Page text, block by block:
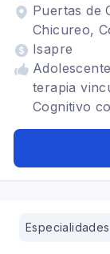
Puertas de
Chicureo,
Isapre
terapia
Cognitivo
Especialidades